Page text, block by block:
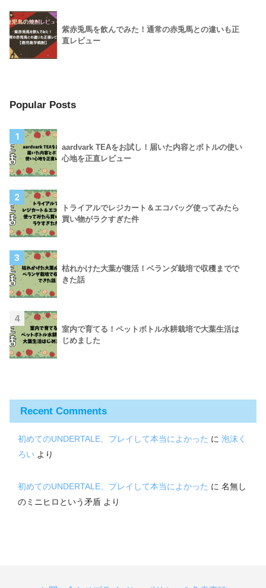
紫赤兎馬を飲んでみた！通常の赤兎馬との違いも正
直レビュー
Popular Posts
1
aardvark TEAをお試し！届いた内容とボトルの使い
心地を正直レビュー
2
トライアルでレジカート＆エコバッグ使ってみたら
買い物がラクすぎた件
3
枯れかけた大葉が復活！ベランダ栽培で収穫までで
きた話
4
室内で育てる！ペットボトル水耕栽培で大葉生活は
じめました
Recent Comments
初めてのUNDERTALE、プレイして本当によかった に 泡沫く
ろい より
初めてのUNDERTALE、プレイして本当によかった に 名無し
のミニヒロという矛盾 より